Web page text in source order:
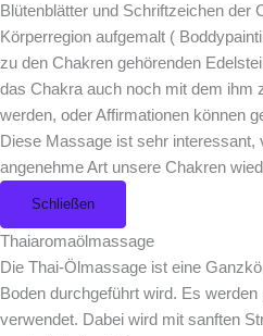
Blütenblätter und Schriftzeichen der
Körperregion aufgemalt (
zu den Chakren gehörenden
das Chakra auch noch mit dem ihm
werden, oder Affirmationen können
Diese Massage ist sehr interessant,
angenehme Art unsere Chakren
Schließen
Thaiaromaölmassage
Die Thai-Ölmassage ist eine
Boden durchgeführt wird. Es
verwendet. Dabei wird mit sanften